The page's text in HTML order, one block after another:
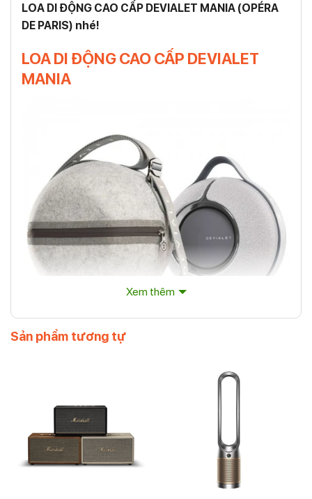
LOA DI ĐỘNG CAO CẤP DEVIALET MANIA (OPÉRA
DE PARIS) nhé!
LOA DI ĐỘNG CAO CẤP DEVIALET
MANIA
LOA DI ĐỘNG CAO CẤP DEVIALET MANIA
Được thiết kế thông minh và tích hợp hàng loạt công
nghệ mang tính biểu tượng của Devialet, với Mania,
Devialet đã phá vỡ các rào cản công nghệ với dòng loa di
động. Mania được thiết kế với những cải tiến mới và
những công nghệ có sẵn của Devialet đem lại cho loa khả
Xem thêm
Sản phẩm tương tự